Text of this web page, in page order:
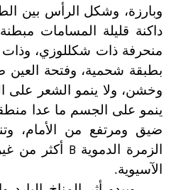
وبارزة، وشكل الرأس بين
داكنة قليلة المسامات
منحرفة ذات شكللوزي،
بطبقة شحمية، وفتحة
وخشن، ولا ينمو الشعر على
ينمو على الجسم ما عدا
ضيق ومرتفع من الأمام،
الزمرة الدمويةB أكثر من
الآسيوية.